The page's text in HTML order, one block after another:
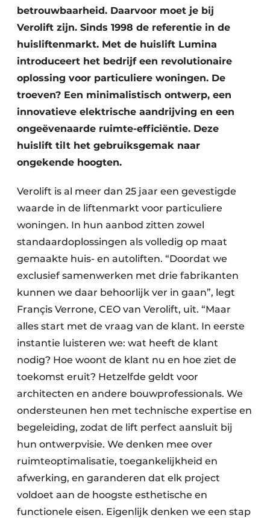
betrouwbaarheid. Daarvoor moet je bij
Verolift zijn. Sinds 1998 de referentie in de
huisliftenmarkt. Met de huislift Lumina
introduceert het bedrijf een revolutionaire
oplossing voor particuliere woningen. De
troeven? Een minimalistisch ontwerp, een
innovatieve elektrische aandrijving en een
ongeëvenaarde ruimte-efficiëntie. Deze
huislift tilt het gebruiksgemak naar
ongekende hoogten.
Verolift is al meer dan 25 jaar een gevestigde
waarde in de liftenmarkt voor particuliere
woningen. In hun aanbod zitten zowel
standaardoplossingen als volledig op maat
gemaakte huis- en autoliften. “Doordat we
exclusief samenwerken met drie fabrikanten
kunnen we daar behoorlijk ver in gaan”, legt
Françis Verrone, CEO van Verolift, uit. “Maar
alles start met de vraag van de klant. In eerste
instantie luisteren we: wat heeft de klant
nodig? Hoe woont de klant nu en hoe ziet de
toekomst eruit? Hetzelfde geldt voor
architecten en andere bouwprofessionals. We
ondersteunen hen met technische expertise en
begeleiding, zodat de lift perfect aansluit bij
hun ontwerpvisie. We denken mee over
ruimteoptimalisatie, toegankelijkheid en
afwerking, en garanderen dat elk project
voldoet aan de hoogste esthetische en
functionele eisen. Eigenlijk denken we een stap